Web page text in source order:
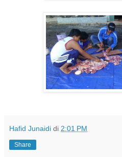
Hafid Junaidi di 2:01 PM
Share